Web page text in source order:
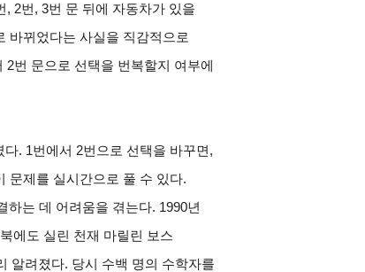
2번, 3번 문 뒤에 자동차가 있을
바뀌었다는 사실을 직감적으로
번 문으로 선택을 번복할지 여부에
. 1번에서 2번으로 선택을 바꾸면,
문제를 실시간으로 풀 수 있다.
하는 데 어려움을 겪는다. 1990년
에도 실린 천재 마릴린 보스
알려졌다. 당시 수백 명의 수학자를